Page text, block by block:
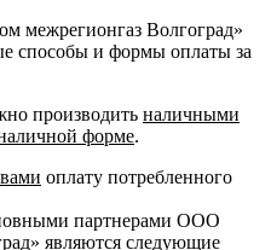
межрегионгаз Волгоград»
способы и формы оплаты за
производить наличными
форме.
оплату потребленного
партнерами ООО
являются следующие